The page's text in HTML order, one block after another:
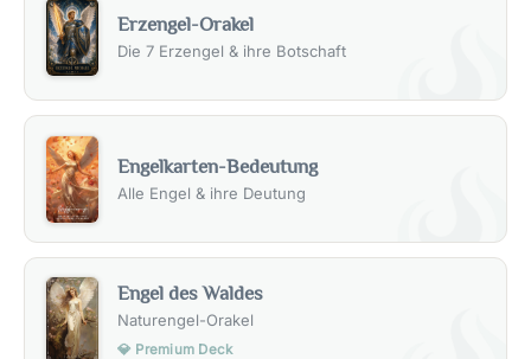
Erzengel-Orakel
Die 7 Erzengel & ihre Botschaft
Engelkarten-Bedeutung
Alle Engel & ihre Deutung
Engel des Waldes
Naturengel-Orakel
💎 Premium Deck